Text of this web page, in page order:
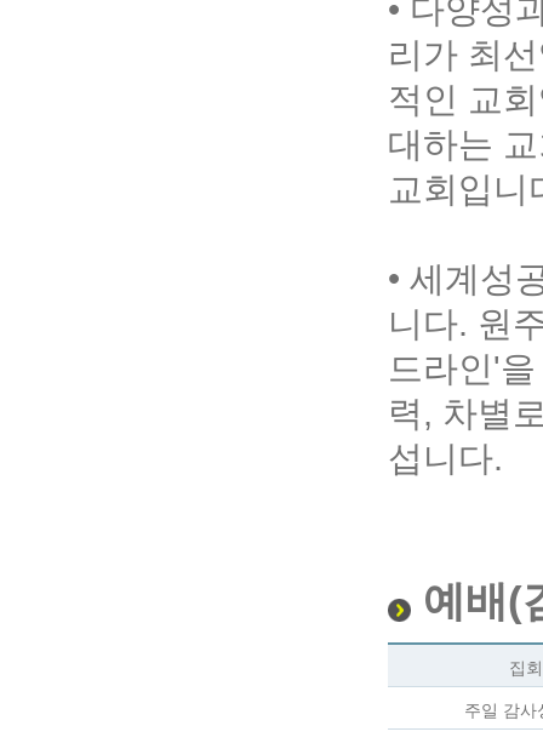
• 다양성
리가 최
적인 교
대하는
교회입니
• 세계성
니다. 원
드라인'
력, 차별
섭니다.
예배(
집회
주일 감사